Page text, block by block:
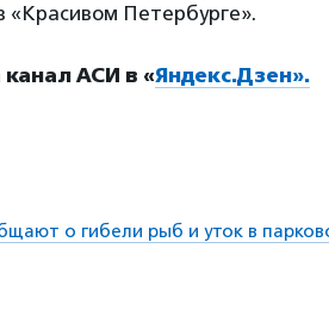
«Красивом Петербурге».
АСИ в «Яндекс.Дзен».
о гибели рыб и уток в